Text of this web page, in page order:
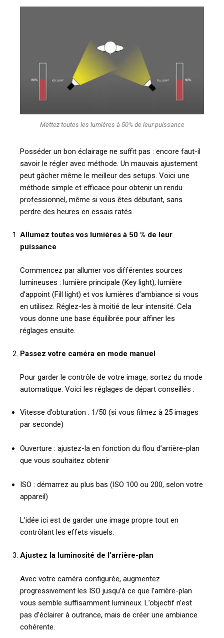
Mettez toutes les lumières à 50% de leur puissance
Posséder un bon éclairage ne suffit pas : encore faut-il
savoir le régler avec méthode. Un mauvais ajustement
peut gâcher même le meilleur des setups. Voici une
méthode simple et efficace pour obtenir un rendu
professionnel, même si vous êtes débutant, sans
perdre des heures en essais ratés.
Allumez toutes vos lumières à 50 % de leur
puissance
Commencez par allumer vos différentes sources
lumineuses : lumière principale (Key light), lumière
d’appoint (Fill light) et vos lumières d’ambiance si vous
en utilisez. Réglez-les à moitié de leur intensité. Cela
vous donne une base équilibrée pour affiner les
réglages ensuite.
Passez votre caméra en mode manuel
Pour garder le contrôle de votre image, sortez du mode
automatique. Voici les réglages de départ conseillés :
Vitesse d’obturation : 1/50 (si vous filmez à 25 images
par seconde)
Ouverture : ajustez-la en fonction du flou d’arrière-plan
que vous souhaitez obtenir
ISO : démarrez au plus bas (ISO 100 ou 200, selon votre
appareil)
L’idée ici est de garder une image propre tout en
contrôlant les effets visuels.
Ajustez la luminosité de l’arrière-plan
Avec votre caméra configurée, augmentez
progressivement les ISO jusqu’à ce que l’arrière-plan
vous semble suffisamment lumineux. L’objectif n’est
pas d’éclairer à outrance, mais de créer une ambiance
cohérente.